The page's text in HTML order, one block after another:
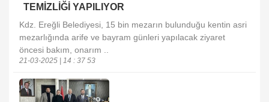
TEMİZLİĞİ YAPILIYOR
Kdz. Ereğli Belediyesi, 15 bin mezarın bulunduğu kentin asri
mezarlığında arife ve bayram günleri yapılacak ziyaret
öncesi bakım, onarım ..
21-03-2025 | 14 : 37 53